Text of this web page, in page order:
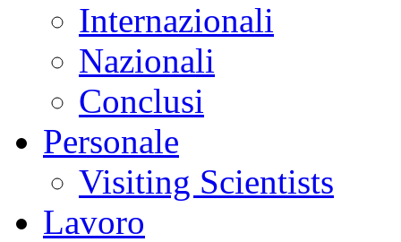
Internazionali
Nazionali
Conclusi
Personale
Visiting Scientists
Lavoro